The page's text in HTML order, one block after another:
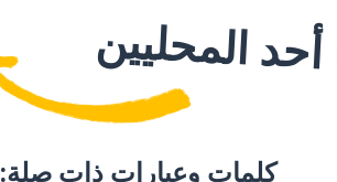
المحليين
كلمات وعبارات ذات صلة: